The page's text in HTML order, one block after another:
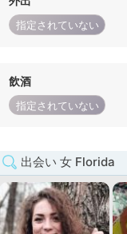
指定されていない
飲酒
指定されていない
出会い 女 Florida